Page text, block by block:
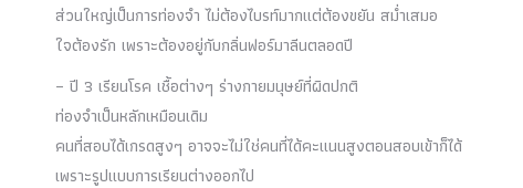
ส่วนใหญ่เป็นการท่องจำ ไม่ต้องไบรท์มากแต่ต้องขยัน สม่ำเสมอ
ใจต้องรัก เพราะต้องอยู่กับกลิ่นฟอร์มาลีนตลอดปี
– ปี 3 เรียนโรค เชื้อต่างๆ ร่างกายมนุษย์ที่ผิดปกติ
ท่องจำเป็นหลักเหมือนเดิม
คนที่สอบได้เกรดสูงๆ อาจจะไม่ใช่คนที่ได้คะแนนสูงตอนสอบเข้าก็ได้
เพราะรูปแบบการเรียนต่างออกไป